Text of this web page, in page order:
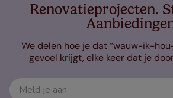
Renovatieprojecten.
We delen hoe je dat “wauw-ik-
gevoel krijgt, elke keer dat je